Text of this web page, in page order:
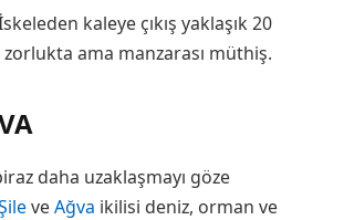
kaleye çıkış yaklaşık 20
ama manzarası müthiş.
daha uzaklaşmayı göze
veAğva ikilisi deniz, orman ve